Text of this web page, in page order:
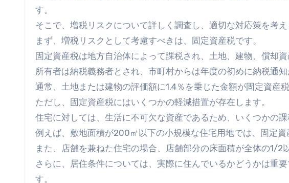
す。
そこで、増税リスクについて詳しく調査し、適切な対応策を考え
まず、増税リスクとして考慮すべきは、固定資産税です。
固定資産税は地方自治体によって課税され、土地、建物、償却資
所有者は納税義務者とされ、市町村からは年度の初めに納税通知
通常、土地または建物の評価額に1.4％を乗じた金額が固定資産
ただし、固定資産税にはいくつかの軽減措置が存在します。
住宅に対しては、生活に不可欠な資産であるため、いくつかの課
例えば、敷地面積が200㎡以下の小規模な住宅用地では、固定資
また、店舗を兼ねた住宅の場合、店舗部分の床面積が全体の1/2
さらに、居住条件については、実際に住んでいるかどうかは重
す。